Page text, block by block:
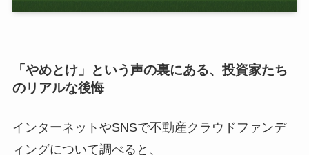
「やめとけ」という声の裏にある、投資家たち
のリアルな後悔
インターネットやSNSで不動産クラウドファンデ
ィングについて調べると、